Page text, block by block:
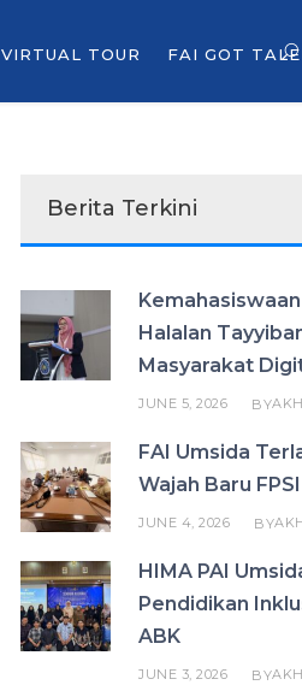
VIRTUAL TOUR FAI GOT
Berita Terkini
Halalan
Masyarakat
JUNE 5, 2026 BY
FAI Umsida
Wajah Baru FPSI
JUNE 4, 2026 BY
HIMA PAI
Pendidikan
ABK
JUNE 3, 2026 BY